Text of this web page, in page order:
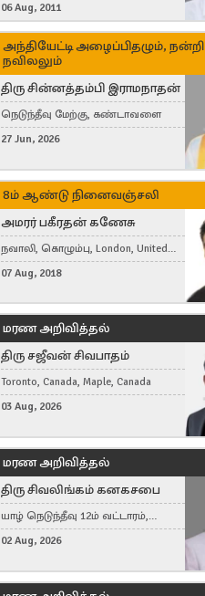
06 Aug, 2011
அந்தியேட்டி அழைப்பிதழும், நன்றி
நவிலலும்
திரு சின்னத்தம்பி இராமநாதன்
நெடுந்தீவு மேற்கு, கண்டாவளை
27 Jun, 2026
8ம் ஆண்டு நினைவஞ்சலி
அமரர் பகீரதன் கணேசு
நவாலி, கொழும்பு, London, United
Kingdom
07 Aug, 2018
மரண அறிவித்தல்
திரு சஜீவன் சிவபாதம்
Toronto, Canada, Maple, Canada
03 Aug, 2026
மரண அறிவித்தல்
திரு சிவலிங்கம் கனகசபை
யாழ் நெடுந்தீவு 12ம் வட்டாரம்,
Jaffna, நயினாதீவு, London, United
02 Aug, 2026